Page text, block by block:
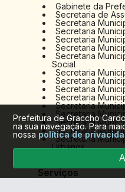
Gabinete da
Secretaria de
Secretaria
Secretaria
Secretaria
Secretaria
Secretaria
Social
Secretaria
Secretaria
Secretaria
Secretaria
Secretaria
Secretaria
Secretaria
Secretaria
Secretaria
Urbanos
Secretaria
Secretaria
Serviços
Prefeitura de Graccho
na sua navegação. Para
nossa política de